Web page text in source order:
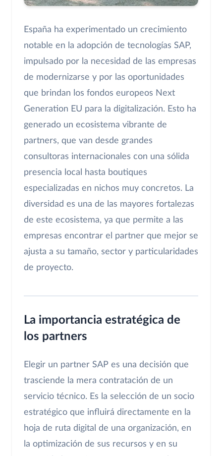
España ha experimentado un crecimiento
notable en la adopción de tecnologías SAP,
impulsado por la necesidad de las empresas
de modernizarse y por las oportunidades
que brindan los fondos europeos Next
Generation EU para la digitalización. Esto ha
generado un ecosistema vibrante de
partners, que van desde grandes
consultoras internacionales con una sólida
presencia local hasta boutiques
especializadas en nichos muy concretos. La
diversidad es una de las mayores fortalezas
de este ecosistema, ya que permite a las
empresas encontrar el partner que mejor se
ajusta a su tamaño, sector y particularidades
de proyecto.
La importancia estratégica de
los partners
Elegir un partner SAP es una decisión que
trasciende la mera contratación de un
servicio técnico. Es la selección de un socio
estratégico que influirá directamente en la
hoja de ruta digital de una organización, en
la optimización de sus recursos y en su